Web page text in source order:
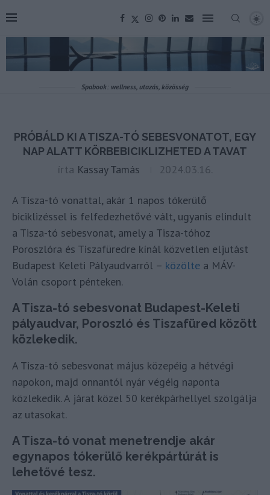
Spabook: wellness, utazás, közösség
PRÓBÁLD KI A TISZA-TÓ SEBESVONATOT, EGY
NAP ALATT KÖRBEBICIKLIZHETED A TAVAT
írta Kassay Tamás 2024.03.16.
A Tisza-tó vonattal, akár 1 napos tókerülő
biciklizéssel is felfedezhetővé vált, ugyanis elindult
a Tisza-tó sebesvonat, amely a Tisza-tóhoz
Poroszlóra és Tiszafüredre kínál közvetlen eljutást
Budapest Keleti Pályaudvarról – közölte a MÁV-
Volán csoport pénteken.
A Tisza-tó sebesvonat Budapest-Keleti
pályaudvar, Poroszló és Tiszafüred között
közlekedik.
A Tisza-tó sebesvonat május közepéig a hétvégi
napokon, majd onnantól nyár végéig naponta
közlekedik. A járat közel 50 kerékpárhellyel szolgálja
az utasokat.
A Tisza-tó vonat menetrendje akár
egynapos tókerülő kerékpártúrát is
lehetővé tesz.